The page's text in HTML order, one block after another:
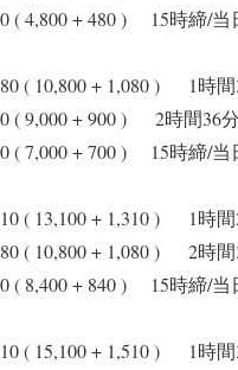
( 4,800 + 480 ) 15時締/
( 10,800 + 1,080 ) 1時間
( 9,000 + 900 ) 2時間36分
( 7,000 + 700 ) 15時締/
( 13,100 + 1,310 ) 1時間
( 10,800 + 1,080 ) 2時間
( 8,400 + 840 ) 15時締/
( 15,100 + 1,510 ) 1時間